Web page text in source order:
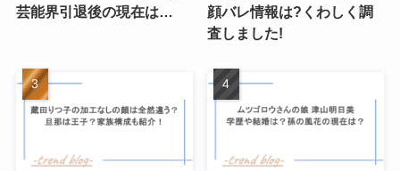
芸能界引退後の現在は…
顔バレ情報は?くわしく調
査しました!